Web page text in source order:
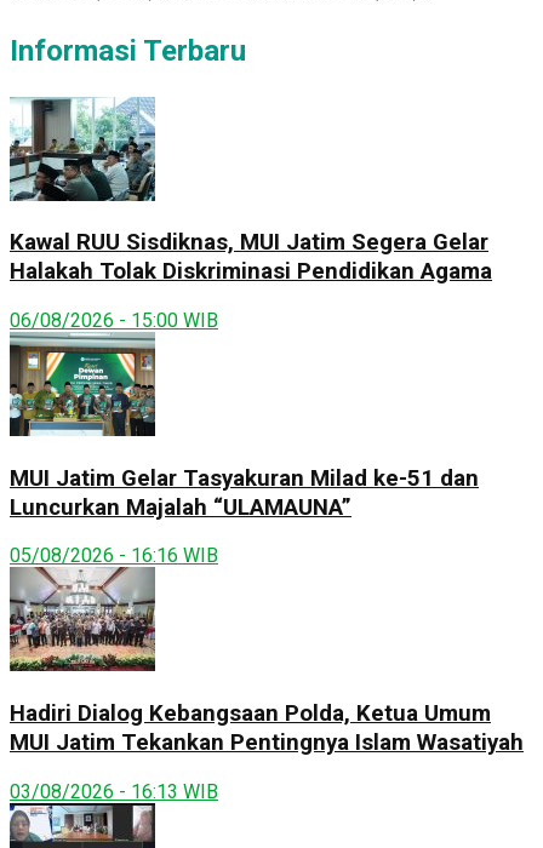
Informasi Terbaru
Kawal RUU Sisdiknas, MUI Jatim Segera Gelar
Halakah Tolak Diskriminasi Pendidikan Agama
06/08/2026 - 15:00 WIB
MUI Jatim Gelar Tasyakuran Milad ke-51 dan
Luncurkan Majalah “ULAMAUNA”
05/08/2026 - 16:16 WIB
Hadiri Dialog Kebangsaan Polda, Ketua Umum
MUI Jatim Tekankan Pentingnya Islam Wasatiyah
03/08/2026 - 16:13 WIB